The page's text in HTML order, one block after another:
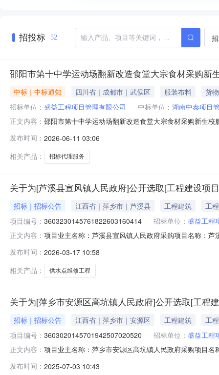
招投标 52
邵阳市第十中学运动场翻新改造食堂大宗食材采购新
中标｜中标通知 四川省｜成都市｜武侯区 服装布料
货物
招标单位： 盛益工程项目管理有限公司 中标单位： 湖南中泰项目
正文内容： 邵阳市第十中学运动场翻新改造食堂大宗食材采购新生
结果公告如下：中选单位：1.2026年学校运动场翻新改
生校
发布时间： 2026-06-11 03:06
相关产品：
招标代理服务
关于为[芦溪县宣风镇人民政府]公开选取[工程建设项
招标｜招标公告 江西省｜萍乡市｜芦溪县 工程建筑
工程
项目编号： 3603230145761822603160414 招标单位： 盛益工程
正文内容： 项目业主名称：芦溪县宣风镇人民政府采购项目名称：
内容：招标代理洽谈时间：3（个工作日）签订合同时间
发布时间： 2026-03-17 10:58
相关产品：
供水点维修工程
关于为[萍乡市安源区高坑镇人民政府]公开选取[工程
招标｜招标公告 江西省｜萍乡市｜安源区 工程建筑
工程
项目编号： 3603020145701942507020520 招标单位： 盛益工程
正文内容： 项目业主名称：萍乡市安源区高坑镇人民政府采购项目
工程招投标代理洽谈时间：3（个工作日）签订合同时间
发布时间： 2025-07-03 10:43